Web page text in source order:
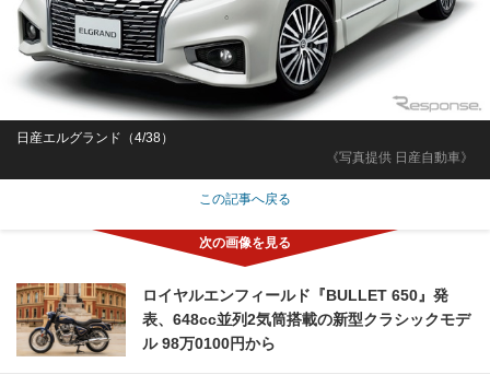
《写真提供 日産自動車》
日産エルグランド（4/38）
この記事へ戻る
ロイヤルエンフィールド『BULLET 650』発
表、648cc並列2気筒搭載の新型クラシックモデ
ル 98万0100円から